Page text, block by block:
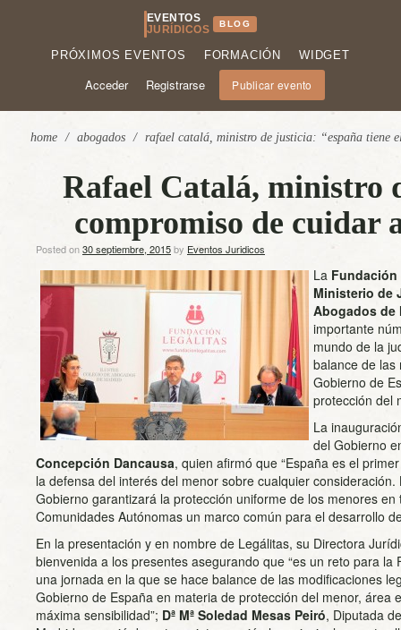
EVENTOS
JURÍDICOS
BLOG
PRÓXIMOS EVENTOS FORMACIÓN WIDGET
Acceder Registrarse Publicar evento
home / abogados / rafael catalá, ministro de justicia: “españa tiene
Rafael Catalá, ministro
compromiso de cuidar
Posted on30 septiembre, 2015by Eventos Juridicos
La
Ministerio de
Abogados de
importante
mundo de la
balance de las
Gobierno de
protección del
La
del Gobierno
Concepción Dancausa, quien afirmó que “España es el
la defensa del interés del menor sobre cualquier
Gobierno garantizará la protección uniforme de los menores
Comunidades Autónomas un marco común para el desarrollo
En la presentación y en nombre de Legálitas, su Directora
bienvenida a los presentes asegurando que “es un reto para la
una jornada en la que se hace balance de las modificaciones
Gobierno de España en materia de protección del menor, área
máxima sensibilidad”; Dª Mª Soledad Mesas Peiró, Diputada